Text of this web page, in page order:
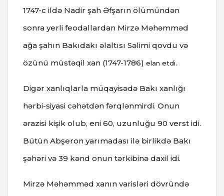
1747-c ildə Nadir şah Əfşarın ölümündən
sonra yerli feodallardan Mirzə Məhəmməd
ağa şahın Bakıdakı əlaltısı Səlimi qovdu və
özünü müstəqil xan (1747-1786) elan etdi.
Digər xanlıqlarla müqayisədə Bakı xanlığı
hərbi-siyasi cəhətdən fərqlənmirdi. Onun
ərazisi kişik olub, eni 60, uzunluğu 90 verst idi.
Bütün Abşeron yarımadası ilə birlikdə Bakı
şəhəri və 39 kənd onun tərkibinə daxil idi.
Mirzə Məhəmməd xanın varisləri dövründə